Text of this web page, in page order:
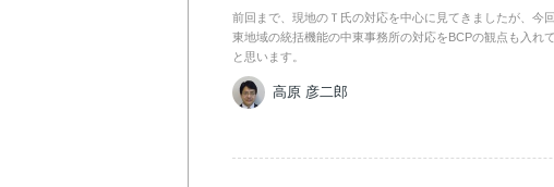
前回まで、現地のＴ氏の対応を中心に見てきましたが、今
東地域の統括機能の中東事務所の対応をBCPの観点も入れ
と思います。
高原 彦二郎